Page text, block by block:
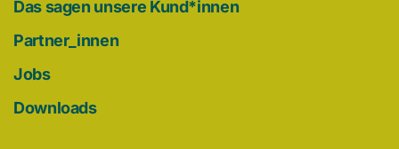
Das sagen unsere Kund*innen
Partner_innen
Jobs
Downloads